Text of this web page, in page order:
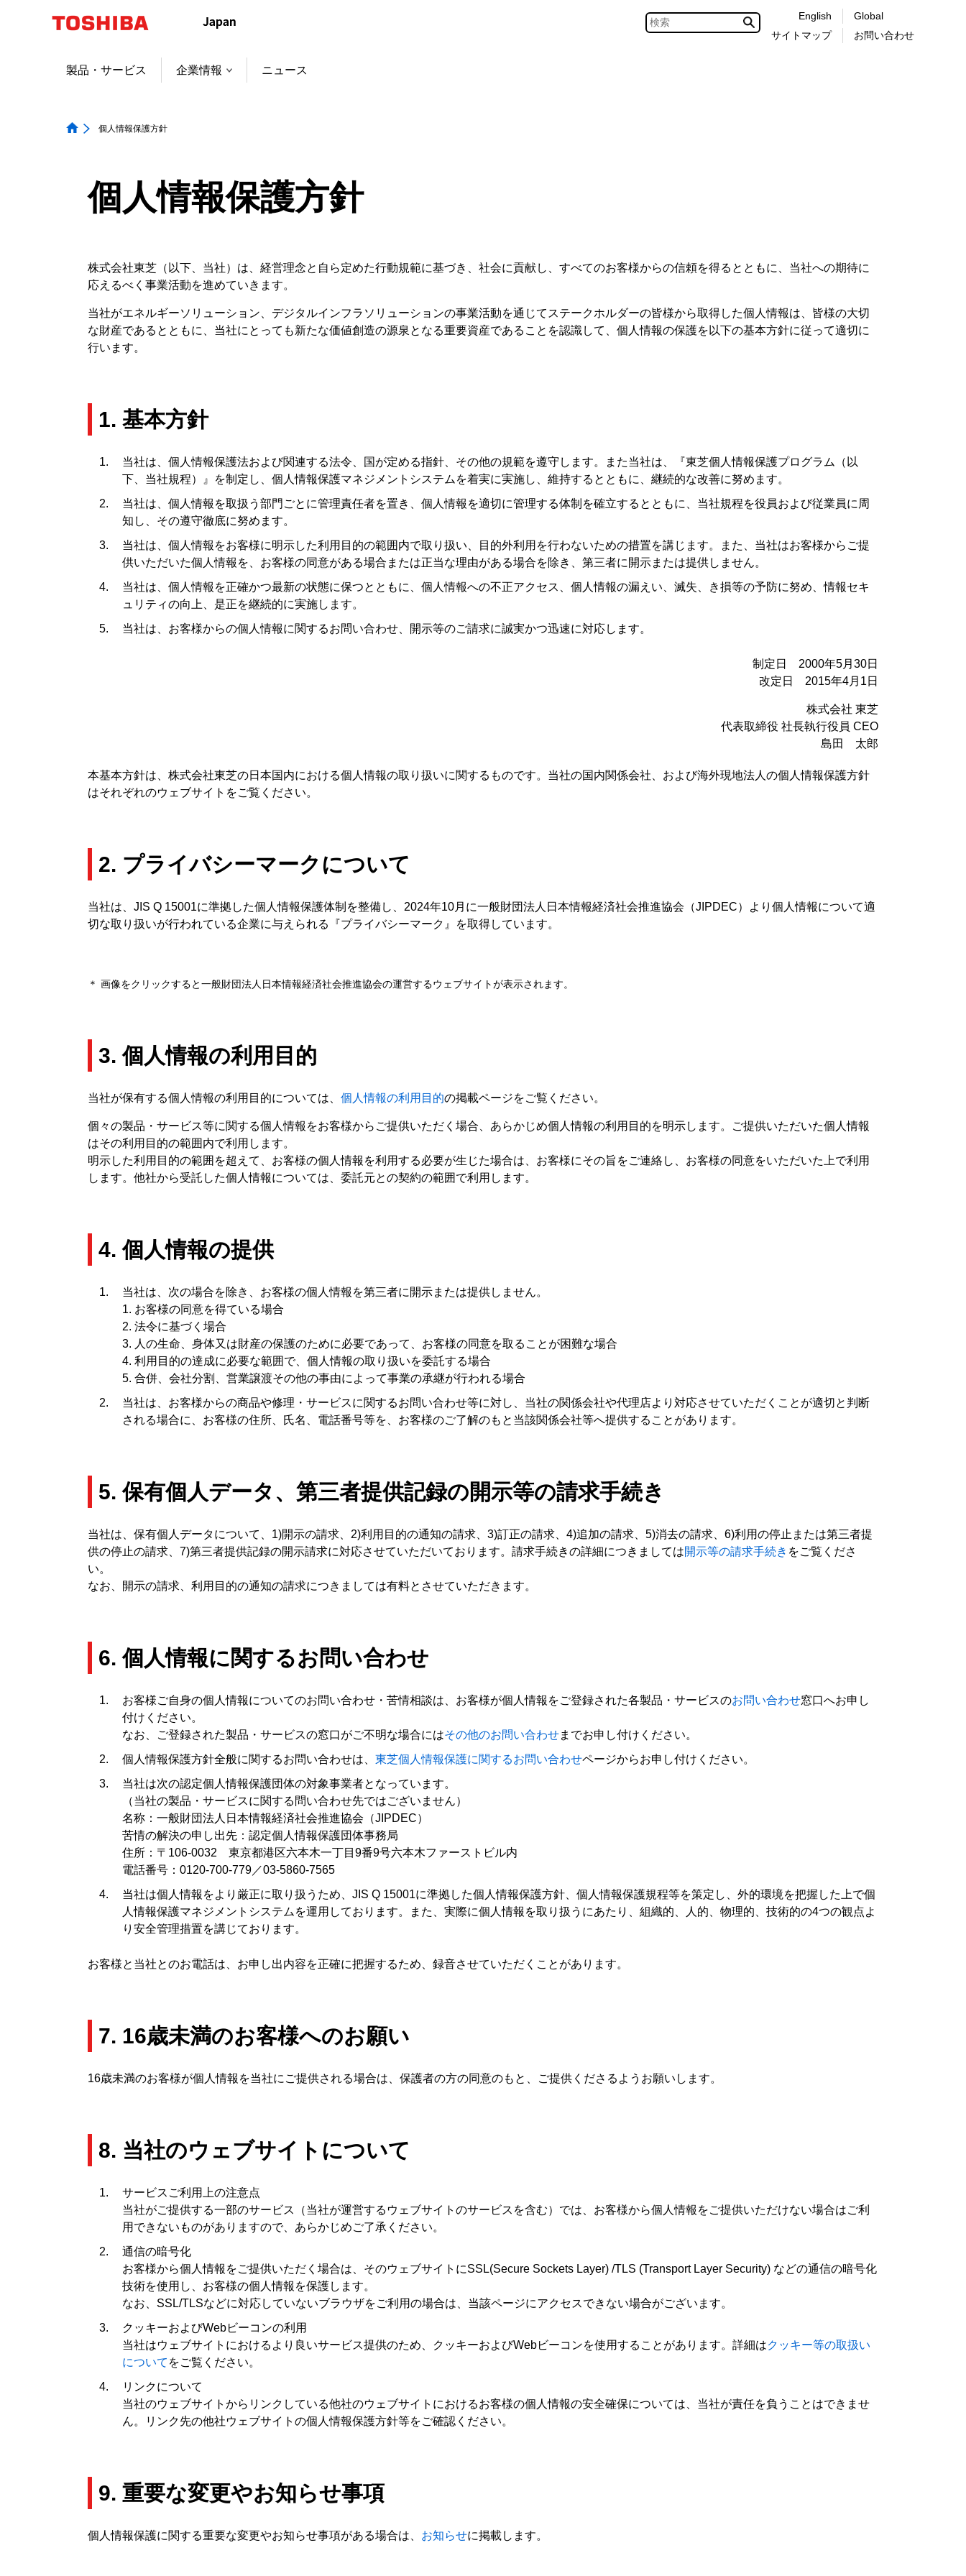
English
サイトマップ
Global
お問い合わせ
製品・サービス 企業情報 ニュース
個人情報保護方針
個人情報保護方針
株式会社東芝（以下、当社）は、経営理念と自ら定めた行動規範に基づき、社会に貢献し、すべてのお客様からの信頼を得るとともに、当社への期待に
応えるべく事業活動を進めていきます。
当社がエネルギーソリューション、デジタルインフラソリューションの事業活動を通じてステークホルダーの皆様から取得した個人情報は、皆様の大切
な財産であるとともに、当社にとっても新たな価値創造の源泉となる重要資産であることを認識して、個人情報の保護を以下の基本方針に従って適切に
行います。
1. 基本方針
当社は、個人情報保護法および関連する法令、国が定める指針、その他の規範を遵守します。また当社は、『東芝個人情報保護プログラム（以
下、当社規程）』を制定し、個人情報保護マネジメントシステムを着実に実施し、維持するとともに、継続的な改善に努めます。
当社は、個人情報を取扱う部門ごとに管理責任者を置き、個人情報を適切に管理する体制を確立するとともに、当社規程を役員および従業員に周
知し、その遵守徹底に努めます。
当社は、個人情報をお客様に明示した利用目的の範囲内で取り扱い、目的外利用を行わないための措置を講じます。また、当社はお客様からご提
供いただいた個人情報を、お客様の同意がある場合または正当な理由がある場合を除き、第三者に開示または提供しません。
当社は、個人情報を正確かつ最新の状態に保つとともに、個人情報への不正アクセス、個人情報の漏えい、滅失、き損等の予防に努め、情報セキ
ュリティの向上、是正を継続的に実施します。
当社は、お客様からの個人情報に関するお問い合わせ、開示等のご請求に誠実かつ迅速に対応します。
制定日 2000年5月30日
改定日 2015年4月1日
株式会社 東芝
代表取締役 社長執行役員 CEO
島田 太郎
本基本方針は、株式会社東芝の日本国内における個人情報の取り扱いに関するものです。当社の国内関係会社、および海外現地法人の個人情報保護方針
はそれぞれのウェブサイトをご覧ください。
2. プライバシーマークについて
当社は、JIS Q 15001に準拠した個人情報保護体制を整備し、2024年10月に一般財団法人日本情報経済社会推進協会（JIPDEC）より個人情報について適
切な取り扱いが行われている企業に与えられる『プライバシーマーク』を取得しています。
＊ 画像をクリックすると一般財団法人日本情報経済社会推進協会の運営するウェブサイトが表示されます。
3. 個人情報の利用目的
当社が保有する個人情報の利用目的については、 個人情報の利用目的の掲載ページをご覧ください。
個々の製品・サービス等に関する個人情報をお客様からご提供いただく場合、あらかじめ個人情報の利用目的を明示します。ご提供いただいた個人情報
はその利用目的の範囲内で利用します。
明示した利用目的の範囲を超えて、お客様の個人情報を利用する必要が生じた場合は、お客様にその旨をご連絡し、お客様の同意をいただいた上で利用
します。他社から受託した個人情報については、委託元との契約の範囲で利用します。
4. 個人情報の提供
当社は、次の場合を除き、お客様の個人情報を第三者に開示または提供しません。
1. お客様の同意を得ている場合
2. 法令に基づく場合
3. 人の生命、身体又は財産の保護のために必要であって、お客様の同意を取ることが困難な場合
4. 利用目的の達成に必要な範囲で、個人情報の取り扱いを委託する場合
5. 合併、会社分割、営業譲渡その他の事由によって事業の承継が行われる場合
当社は、お客様からの商品や修理・サービスに関するお問い合わせ等に対し、当社の関係会社や代理店より対応させていただくことが適切と判断
される場合に、お客様の住所、氏名、電話番号等を、お客様のご了解のもと当該関係会社等へ提供することがあります。
5. 保有個人データ、第三者提供記録の開示等の請求手続き
当社は、保有個人データについて、1)開示の請求、2)利用目的の通知の請求、3)訂正の請求、4)追加の請求、5)消去の請求、6)利用の停止または第三者提
供の停止の請求、7)第三者提供記録の開示請求に対応させていただいております。請求手続きの詳細につきましては開示等の請求手続き をご覧くださ
い。
なお、開示の請求、利用目的の通知の請求につきましては有料とさせていただきます。
6. 個人情報に関するお問い合わせ
お客様ご自身の個人情報についてのお問い合わせ・苦情相談は、お客様が個人情報をご登録された各製品・サービスのお問い合わせ窓口へお申し
付けください。
なお、ご登録された製品・サービスの窓口がご不明な場合にはその他のお問い合わせまでお申し付けください。
個人情報保護方針全般に関するお問い合わせは、 東芝個人情報保護に関するお問い合わせページからお申し付けください。
当社は次の認定個人情報保護団体の対象事業者となっています。
（当社の製品・サービスに関する問い合わせ先ではございません）
名称：一般財団法人日本情報経済社会推進協会（JIPDEC）
苦情の解決の申し出先：認定個人情報保護団体事務局
住所：〒106-0032 東京都港区六本木一丁目9番9号六本木ファーストビル内
電話番号：0120-700-779／03-5860-7565
当社は個人情報をより厳正に取り扱うため、JIS Q 15001に準拠した個人情報保護方針、個人情報保護規程等を策定し、外的環境を把握した上で個
人情報保護マネジメントシステムを運用しております。また、実際に個人情報を取り扱うにあたり、組織的、人的、物理的、技術的の4つの観点よ
り安全管理措置を講じております。
お客様と当社とのお電話は、お申し出内容を正確に把握するため、録音させていただくことがあります。
7. 16歳未満のお客様へのお願い
16歳未満のお客様が個人情報を当社にご提供される場合は、保護者の方の同意のもと、ご提供くださるようお願いします。
8. 当社のウェブサイトについて
サービスご利用上の注意点
当社がご提供する一部のサービス（当社が運営するウェブサイトのサービスを含む）では、お客様から個人情報をご提供いただけない場合はご利
用できないものがありますので、あらかじめご了承ください。
通信の暗号化
お客様から個人情報をご提供いただく場合は、そのウェブサイトにSSL(Secure Sockets Layer) /TLS (Transport Layer Security) などの通信の暗号化
技術を使用し、お客様の個人情報を保護します。
なお、SSL/TLSなどに対応していないブラウザをご利用の場合は、当該ページにアクセスできない場合がございます。
クッキーおよびWebビーコンの利用
当社はウェブサイトにおけるより良いサービス提供のため、クッキーおよびWebビーコンを使用することがあります。詳細はクッキー等の取扱い
について をご覧ください。
リンクについて
当社のウェブサイトからリンクしている他社のウェブサイトにおけるお客様の個人情報の安全確保については、当社が責任を負うことはできませ
ん。リンク先の他社ウェブサイトの個人情報保護方針等をご確認ください。
9. 重要な変更やお知らせ事項
個人情報保護に関する重要な変更やお知らせ事項がある場合は、 お知らせに掲載します。